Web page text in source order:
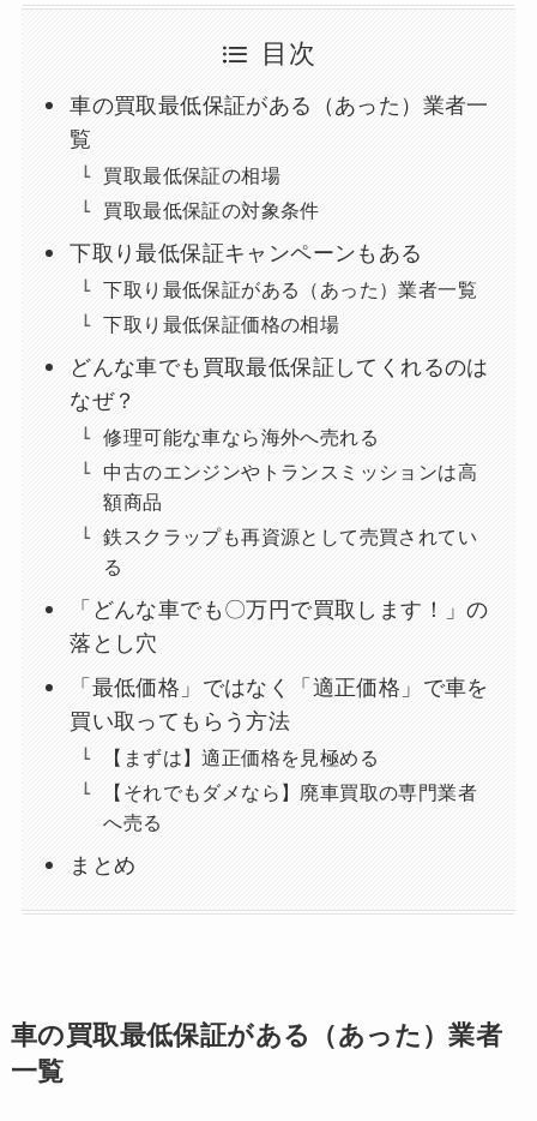
目次
車の買取最低保証がある（あった）業者一
覧
買取最低保証の相場
買取最低保証の対象条件
下取り最低保証キャンペーンもある
下取り最低保証がある（あった）業者一覧
下取り最低保証価格の相場
どんな車でも買取最低保証してくれるのは
なぜ？
修理可能な車なら海外へ売れる
中古のエンジンやトランスミッションは高
額商品
鉄スクラップも再資源として売買されてい
る
「どんな車でも〇万円で買取します！」の
落とし穴
「最低価格」ではなく「適正価格」で車を
買い取ってもらう方法
【まずは】適正価格を見極める
【それでもダメなら】廃車買取の専門業者
へ売る
まとめ
車の買取最低保証がある（あった）業者
一覧